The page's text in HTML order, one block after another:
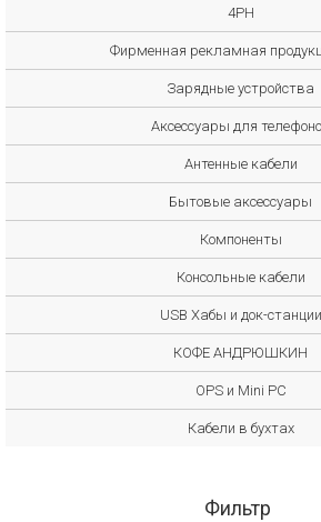
4PH
Фирменная рекламная
Зарядные устройства
Аксессуары для
Антенные кабели
Бытовые аксессуары
Компоненты
Консольные кабели
USB Хабы и док-станции
КОФЕ АНДРЮШКИН
OPS и Mini PC
Кабели в бухтах
Фильтр